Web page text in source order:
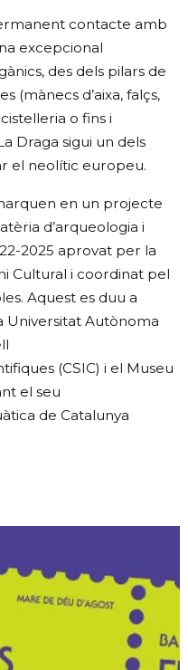
contacte amb
excepcional
des dels pilars de
(mànecs d’aixa, falçs,
o fins i
Draga sigui un dels
el neolític europeu.
en un projecte
d’arqueologia i
2025 aprovat per la
Cultural i coordinat pel
Aquest es duu a
Universitat Autònoma
(CSIC) i el Museu
el seu
de Catalunya